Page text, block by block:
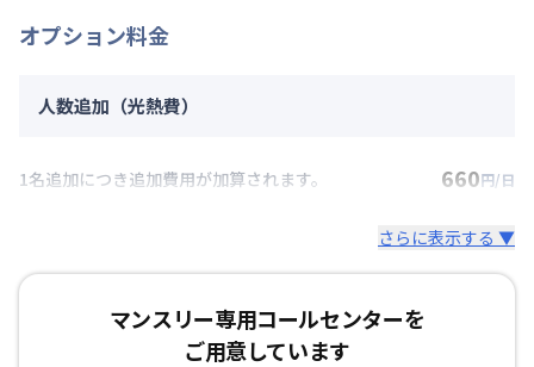
オプション料金
人数追加（光熱費）
1名追加につき追加費用が加算されます。 660円/日
さらに表示する ▼
マンスリー専用コールセンターを
ご用意しています